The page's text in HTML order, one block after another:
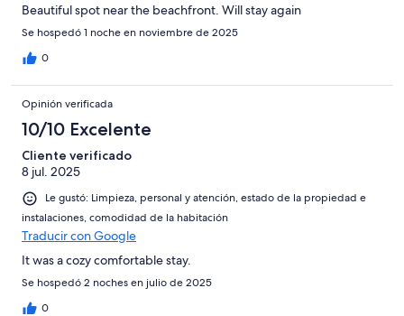
Beautiful spot near the beachfront. Will stay again
Se hospedó 1 noche en noviembre de 2025
0
Opinión verificada
10/10 Excelente
Cliente verificado
8 jul. 2025
Le gustó: Limpieza, personal y atención, estado de la propiedad e
instalaciones, comodidad de la habitación
Traducir con Google
It was a cozy comfortable stay.
Se hospedó 2 noches en julio de 2025
0